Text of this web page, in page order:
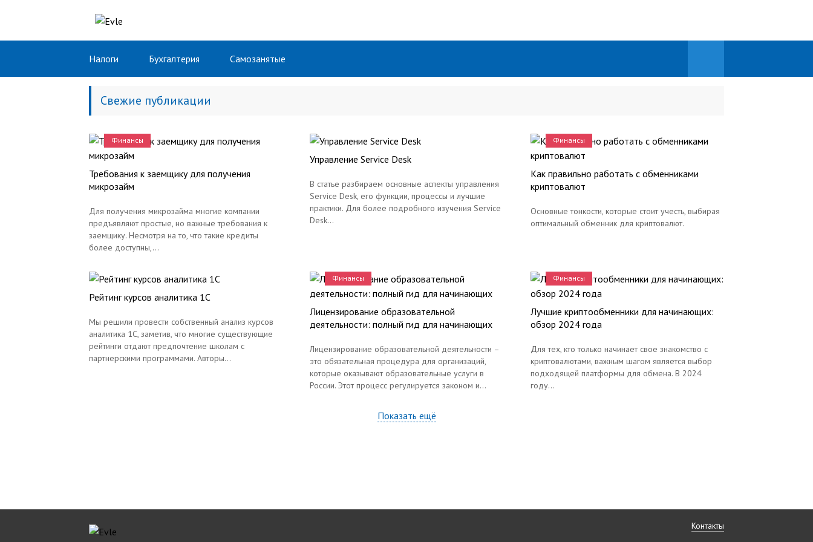
Налоги Бухгалтерия Самозанятые
Свежие публикации
Финансы
Требования к заемщику для получения
микрозайм
Для получения микрозайма многие компании
предъявляют простые, но важные требования к
заемщику. Несмотря на то, что такие кредиты
более доступны,...
Управление Service Desk
В статье разбираем основные аспекты управления
Service Desk, его функции, процессы и лучшие
практики. Для более подробного изучения Service
Desk...
Финансы
Как правильно работать с обменниками
криптовалют
Основные тонкости, которые стоит учесть, выбирая
оптимальный обменник для криптовалют.
Рейтинг курсов аналитика 1С
Мы решили провести собственный анализ курсов
аналитика 1С, заметив, что многие существующие
рейтинги отдают предпочтение школам с
партнерскими программами. Авторы...
Финансы
Лицензирование образовательной
деятельности: полный гид для начинающих
Лицензирование образовательной деятельности –
это обязательная процедура для организаций,
которые оказывают образовательные услуги в
России. Этот процесс регулируется законом и...
Финансы
Лучшие криптообменники для начинающих:
обзор 2024 года
Для тех, кто только начинает свое знакомство с
криптовалютами, важным шагом является выбор
подходящей платформы для обмена. В 2024
году...
Показать ещё
Контакты